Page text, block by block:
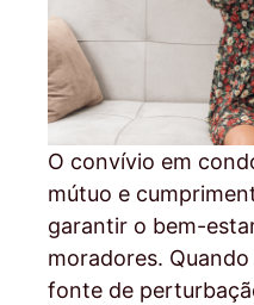
O convívio em
mútuo e
garantir o bem-
moradores.
fonte de